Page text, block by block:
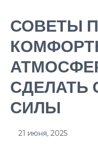
СОВЕТЫ
СДЕЛАТЬ
СИЛЫ
21 июня, 2025